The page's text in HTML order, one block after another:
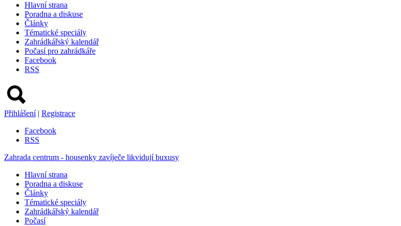
Hlavní strana
Poradna a diskuse
Články
Tématické speciály
Zahrádkářský kalendář
Počasí pro zahrádkáře
Facebook
RSS
Přihlášení | Registrace
Facebook
RSS
Zahrada centrum - housenky zavíječe likvidují buxusy
Hlavní strana
Poradna a diskuse
Články
Tématické speciály
Zahrádkářský kalendář
Počasí